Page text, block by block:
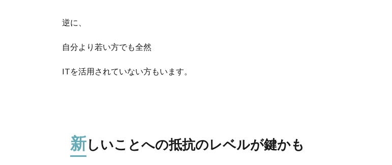
逆に、
自分より若い方でも全然
ITを活用されていない方もいます。
新しいことへの抵抗のレベルが鍵かも